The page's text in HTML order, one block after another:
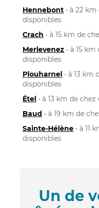
Hennebont • à 22
disponibles
Crach • à 15 km de
Merlevenez • à 15
disponibles
Plouharnel • à 13 km
disponibles
Étel • à 13 km de
Baud • à 19 km de
Sainte-Hélène • à 11
disponibles
Un de